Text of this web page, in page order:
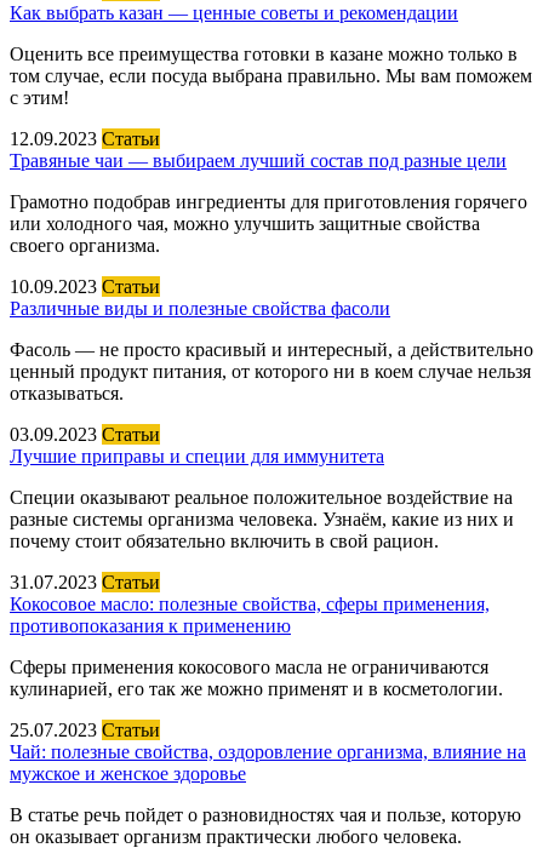
Как выбрать казан — ценные советы и рекомендации
Оценить все преимущества готовки в казане можно только в
том случае, если посуда выбрана правильно. Мы вам поможем
с этим!
12.09.2023 Статьи
Травяные чаи — выбираем лучший состав под разные цели
Грамотно подобрав ингредиенты для приготовления горячего
или холодного чая, можно улучшить защитные свойства
своего организма.
10.09.2023 Статьи
Различные виды и полезные свойства фасоли
Фасоль — не просто красивый и интересный, а действительно
ценный продукт питания, от которого ни в коем случае нельзя
отказываться.
03.09.2023 Статьи
Лучшие приправы и специи для иммунитета
Специи оказывают реальное положительное воздействие на
разные системы организма человека. Узнаём, какие из них и
почему стоит обязательно включить в свой рацион.
31.07.2023 Статьи
Кокосовое масло: полезные свойства, сферы применения,
противопоказания к применению
Сферы применения кокосового масла не ограничиваются
кулинарией, его так же можно применят и в косметологии.
25.07.2023 Статьи
Чай: полезные свойства, оздоровление организма, влияние на
мужское и женское здоровье
В статье речь пойдет о разновидностях чая и пользе, которую
он оказывает организм практически любого человека.